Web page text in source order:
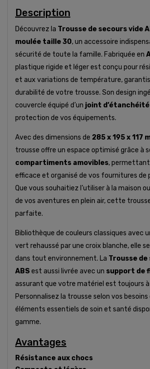
Description
Découvrez la Trousse de secours vide
moulée taille 30, un accessoire
sécurité de toute la famille. Fabriquée en
plastique rigide et léger est conçu pour
et aux variations de température,
durabilité de votre trousse. Son design
couvercle équipé d’un joint d’étanchéité
protection de vos équipements.
Avec des dimensions de 285 x 195 x 117
trousse offre un espace optimisé grâce à
compartiments amovibles,
efficace et organisé de vos fournitures de
Que vous souhaitiez l’utiliser à la maison
de vos aventures en plein air, cette
parfaite.
Bibliothèque de couleurs classiques avec
vert rehaussé par une croix blanche, elle
dans tout environnement. La Trousse
ABSest aussi livrée avec un support de
assurant que votre matériel est toujours
Personnalisez la trousse selon vos
éléments essentiels de soin et santé
gamme.
Avantages
Résistance aux chocs